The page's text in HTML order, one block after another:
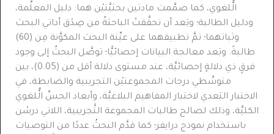
الُّلغوي، كما صمَّمت مادتين بحثيَّتيْن هما: دليل المعلِّمة،
ودليل الطالبة؛ وبَعد أن تحقَّقتْ الباحثةُ من صِدْق أداتي البحث
وثباتهما؛ تمَّ تطبيقهما على عيِّنة البحث المكوَّنة مِن (60)
طالبةً. وبَعد معالجة البيانات إحصائيًّا؛ توصَّل البحثُ إلى وجود
فرقٍ ذي دلالةٍ إحصائيَّة، عند مستوى دلالة أقل من (0.05)، بين
متوسِّطي درجات المجموعتيْن التجريبية والضابطة، في
الاختبار البَعدي لاختبار المفاهيم البلاغيَّة، وأبعاد الحسِّ الُّلغوي
الكليَّة، وذلك لصالح طالبات المجموعة التَّجريبية، اللاتي درسْن
باستخدام نموذج درايفر؛ كما قدَّم البحثُ عددًا من التوصيات